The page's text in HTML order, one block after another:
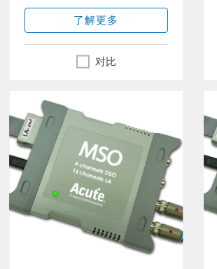
了解更多
对比